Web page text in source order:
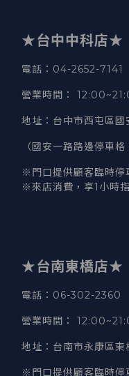
★台中中科店★
電話 ：04-2652-7141
營業時間 ：
地址 ：台中市西屯區
（國安一路路邊停車格
※門口提供顧客臨時停
※來店消費，享1小時
★台南東橋店★
電話 ：06-302-2360
營業時間 ：
地址 ：台南市永康區
※門口提供顧客臨時停